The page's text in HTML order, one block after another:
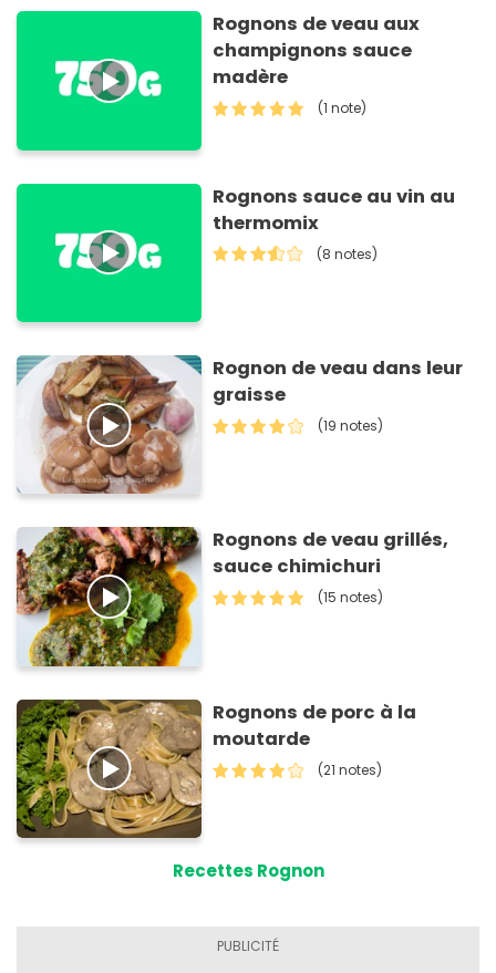
Rognons de veau aux
champignons sauce
madère
(1 note)
Rognons sauce au vin au
thermomix
(8 notes)
Rognon de veau dans leur
graisse
(19 notes)
Rognons de veau grillés,
sauce chimichuri
(15 notes)
Rognons de porc à la
moutarde
(21 notes)
Recettes Rognon